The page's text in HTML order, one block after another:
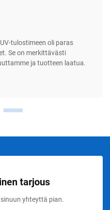
tulostimeen oli paras
Se on merkittävästi
ja tuotteen laatua.
tarjous
yhteyttä pian.